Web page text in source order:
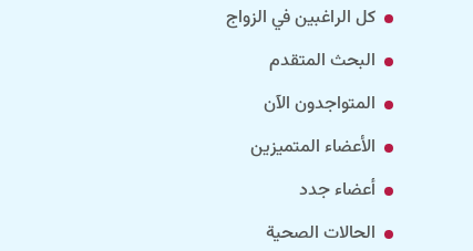
كل الراغبين في الزواج
البحث المتقدم
المتواجدون الآن
الأعضاء المتميزين
أعضاء جدد
الحالات الصحية